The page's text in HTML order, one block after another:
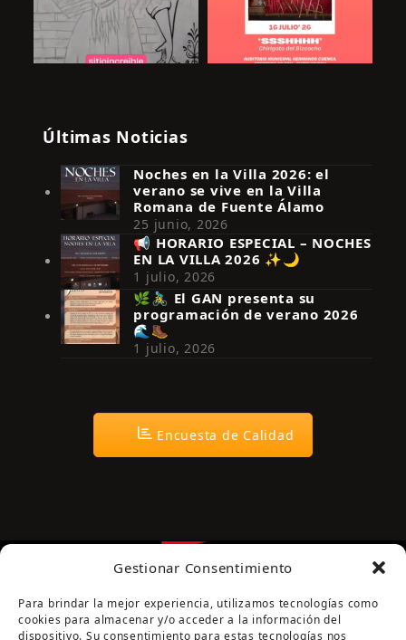
Gestionar Consentimiento
Para brindar la mejor experiencia, utilizamos tecnologías como
cookies para almacenar y/o acceder a la información del
dispositivo. Su consentimiento para estas tecnologías nos
Síguenos en Instagram
Últimas Noticias
Noches en la Villa 2026: el
verano se vive en la Villa
Romana de Fuente Álamo
25 junio, 2026
📢 HORARIO ESPECIAL – NOCHES
EN LA VILLA 2026 ✨🌙
1 julio, 2026
🌿🚴‍♂️ El GAN presenta su
programación de verano 2026
🌊🥾
1 julio, 2026
Encuesta de Calidad